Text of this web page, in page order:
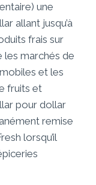
une
allant jusqu’à
frais sur
les marchés de
et les
fruits et
pour dollar
remise
lorsqu’il